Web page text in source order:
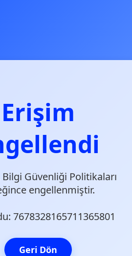
Erişim
Güvenliği Politikaları
engellenmiştir.
7678328165711365801
Geri Dön